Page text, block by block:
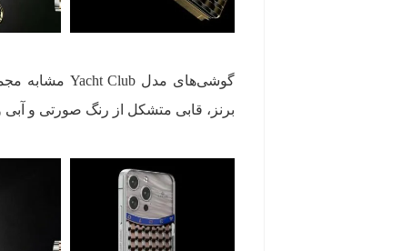
برنز، قابی متشکل از رنگ صورتی و آبی